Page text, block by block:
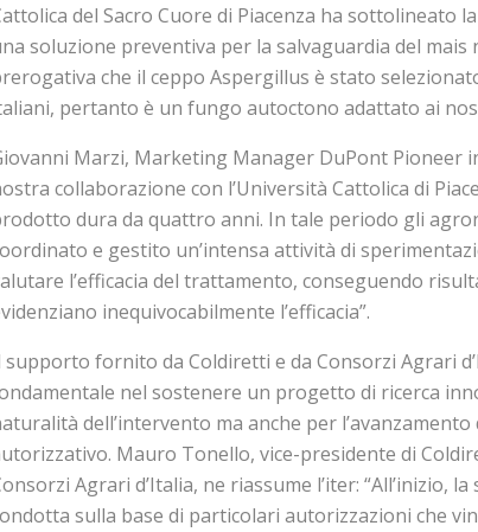
del Sacro Cuore di Piacenza ha sottolineato la
soluzione preventiva per la salvaguardia del mais
che il ceppo Aspergillus è stato
pertanto è un fungo autoctono adattato ai
Marzi, Marketing Manager DuPont Pioneer
collaborazione con l’Università Cattolica di
dura da quattro anni. In tale periodo gli
e gestito un’intensa attività di
l’efficacia del trattamento, conseguendo
inequivocabilmente l’efficacia”.
supporto fornito da Coldiretti e da Consorzi Agrari
nel sostenere un progetto di ricerca
dell’intervento ma anche per
Mauro Tonello, vice-presidente di
Agrari d’Italia, ne riassume l’iter: “All’inizio,
sulla base di particolari autorizzazioni che